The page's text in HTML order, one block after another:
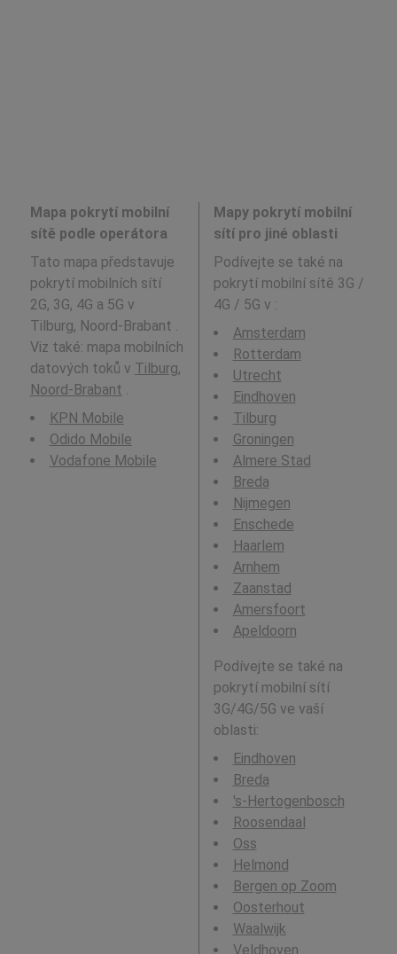
Mapa pokrytí mobilní
sítě podle operátora
Tato mapa představuje
pokrytí mobilních sítí
2G, 3G, 4G a 5G v
Tilburg, Noord-Brabant .
Viz také: mapa mobilních
datových toků v Tilburg,
Noord-Brabant .
KPN Mobile
Odido Mobile
Vodafone Mobile
Mapy pokrytí mobilní
sítí pro jiné oblasti
Podívejte se také na
pokrytí mobilní sítě 3G /
4G / 5G v :
Amsterdam
Rotterdam
Utrecht
Eindhoven
Tilburg
Groningen
Almere Stad
Breda
Nijmegen
Enschede
Haarlem
Arnhem
Zaanstad
Amersfoort
Apeldoorn
Podívejte se také na
pokrytí mobilní sítí
3G/4G/5G ve vaší
oblasti:
Eindhoven
Breda
's-Hertogenbosch
Roosendaal
Oss
Helmond
Bergen op Zoom
Oosterhout
Waalwijk
Veldhoven